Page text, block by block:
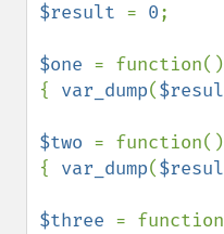
$result = 0;
$one = function()
{ var_dump(
$two =
{ var_dump(
$three =